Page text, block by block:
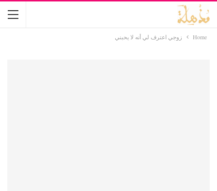
Home زوجي اعترف لي أنه لا يحبني